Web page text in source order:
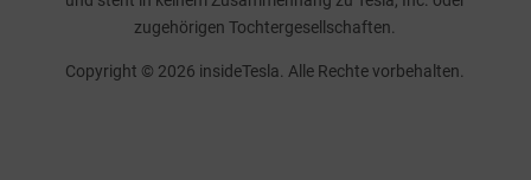
zugehörigen Tochtergesellschaften.
Copyright © 2026 insideTesla. Alle Rechte vorbehalten.